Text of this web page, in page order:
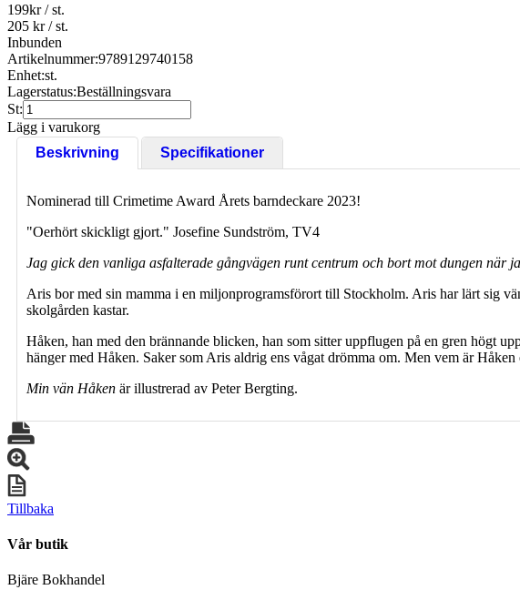
199kr/ st.
205 kr/ st.
Inbunden
Artikelnummer:9789129740158
Enhet:st.
Lagerstatus:Beställningsvara
St:
Lägg i varukorg
Beskrivning
Specifikationer
Nominerad till Crimetime Award Årets barndeckare 2023!
"Oerhört skickligt gjort." Josefine Sundström, TV4
Jag gick den vanliga asfalterade gångvägen runt centrum och bort mot dungen när
Aris bor med sin mamma i en miljonprogramsförort till Stockholm. Aris har lärt sig
skolgården kastar.
Håken, han med den brännande blicken, han som sitter uppflugen på en gren högt
hänger med Håken. Saker som Aris aldrig ens vågat drömma om. Men vem är
Min vän Håken är illustrerad av Peter Bergting.
Tillbaka
Vår butik
Bjäre Bokhandel